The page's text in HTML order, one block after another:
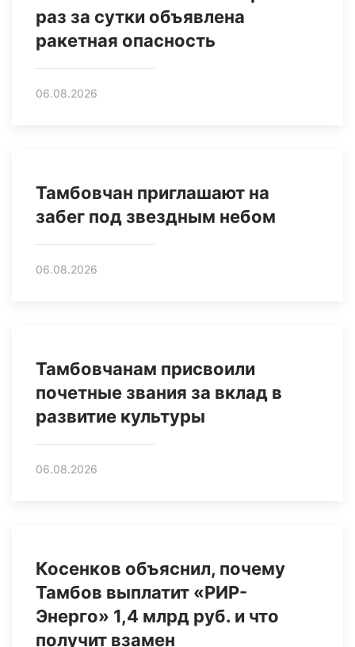
раз за сутки объявлена
ракетная опасность
06.08.2026
Тамбовчан приглашают на
забег под звездным небом
06.08.2026
Тамбовчанам присвоили
почетные звания за вклад в
развитие культуры
06.08.2026
Косенков объяснил, почему
Тамбов выплатит «РИР-
Энерго» 1,4 млрд руб. и что
получит взамен